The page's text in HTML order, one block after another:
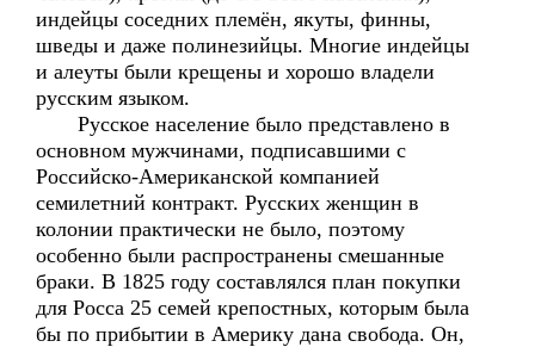
индейцы соседних племён, якуты, финны,
шведы и даже полинезийцы. Многие индейцы
и алеуты были крещены и хорошо владели
русским языком.
Русское население было представлено в
основном мужчинами, подписавшими с
Российско-Американской компанией
семилетний контракт. Русских женщин в
колонии практически не было, поэтому
особенно были распространены смешанные
браки. В 1825 году составлялся план покупки
для Росса 25 семей крепостных, которым была
бы по прибытии в Америку дана свобода. Он,